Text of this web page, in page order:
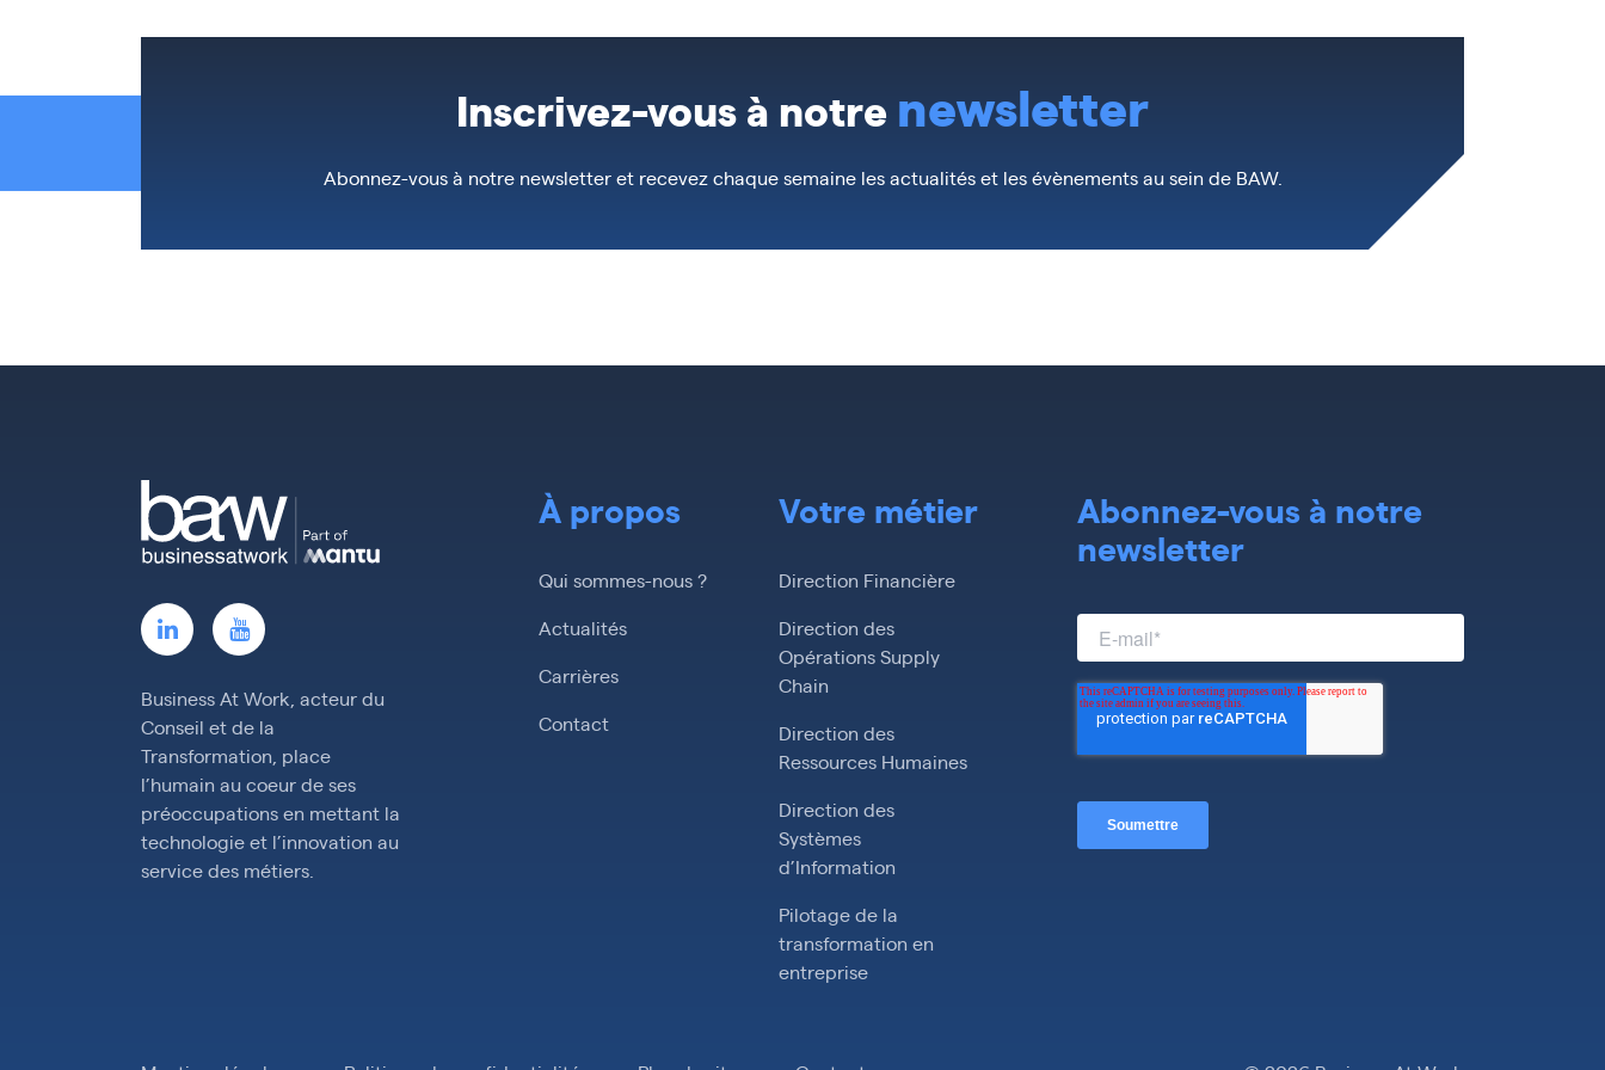
Inscrivez-vous à notre newsletter
Abonnez-vous à notre newsletter et recevez chaque semaine les actualités et les évènements au sein de BAW.
Business At Work, acteur du
Conseil et de la
Transformation, place
l’humain au coeur de ses
préoccupations en mettant la
technologie et l’innovation au
service des métiers.
À propos
Qui sommes-nous ?
Actualités
Carrières
Contact
Votre métier
Direction Financière
Direction des
Opérations Supply
Chain
Direction des
Ressources Humaines
Direction des
Systèmes
d’Information
Pilotage de la
transformation en
entreprise
Abonnez-vous à notre
newsletter